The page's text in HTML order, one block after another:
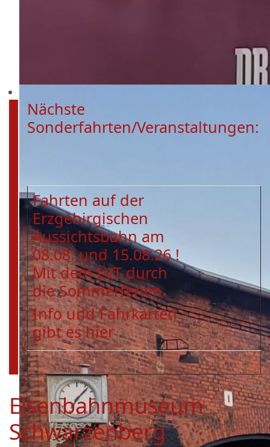
Nächste
Sonderfahrten/Veranstaltungen:
Fahrten auf der
Erzgebirgischen
Aussichtsbahn am
08.08. und 15.08.26 !
Mit dem LVT durch
die Sommerferien.
Info und Fahrkarten
gibt es hier
Eisenbahnmuseum
Schwarzenberg